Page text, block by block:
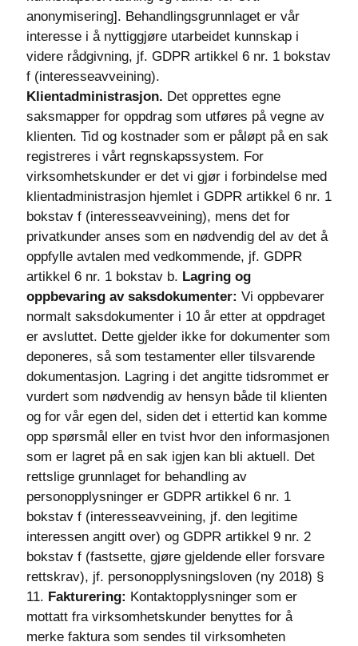
anonymisering]. Behandlingsgrunnlaget er vår
interesse i å nyttiggjøre utarbeidet kunnskap i
videre rådgivning, jf. GDPR artikkel 6 nr. 1 bokstav
f (interesseavveining).
Klientadministrasjon. Det opprettes egne
saksmapper for oppdrag som utføres på vegne av
klienten. Tid og kostnader som er påløpt på en sak
registreres i vårt regnskapssystem. For
virksomhetskunder er det vi gjør i forbindelse med
klientadministrasjon hjemlet i GDPR artikkel 6 nr. 1
bokstav f (interesseavveining), mens det for
privatkunder anses som en nødvendig del av det å
oppfylle avtalen med vedkommende, jf. GDPR
artikkel 6 nr. 1 bokstav b. Lagring og
oppbevaring av saksdokumenter: Vi oppbevarer
normalt saksdokumenter i 10 år etter at oppdraget
er avsluttet. Dette gjelder ikke for dokumenter som
deponeres, så som testamenter eller tilsvarende
dokumentasjon. Lagring i det angitte tidsrommet er
vurdert som nødvendig av hensyn både til klienten
og for vår egen del, siden det i ettertid kan komme
opp spørsmål eller en tvist hvor den informasjonen
som er lagret på en sak igjen kan bli aktuell. Det
rettslige grunnlaget for behandling av
personopplysninger er GDPR artikkel 6 nr. 1
bokstav f (interesseavveining, jf. den legitime
interessen angitt over) og GDPR artikkel 9 nr. 2
bokstav f (fastsette, gjøre gjeldende eller forsvare
rettskrav), jf. personopplysningsloven (ny 2018) §
11. Fakturering: Kontaktopplysninger som er
mottatt fra virksomhetskunder benyttes for å
merke faktura som sendes til virksomheten